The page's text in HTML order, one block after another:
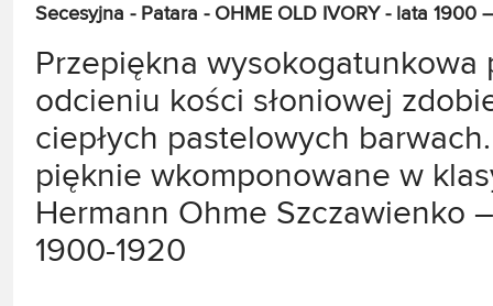
Secesyjna - Patara - OHME OLD IVORY - lata 1900
Przepiękna
odcieniu kości słoniowej
ciepłych pastelowych
pięknie wkomponowane w
Hermann Ohme Szczawienko
1900-1920